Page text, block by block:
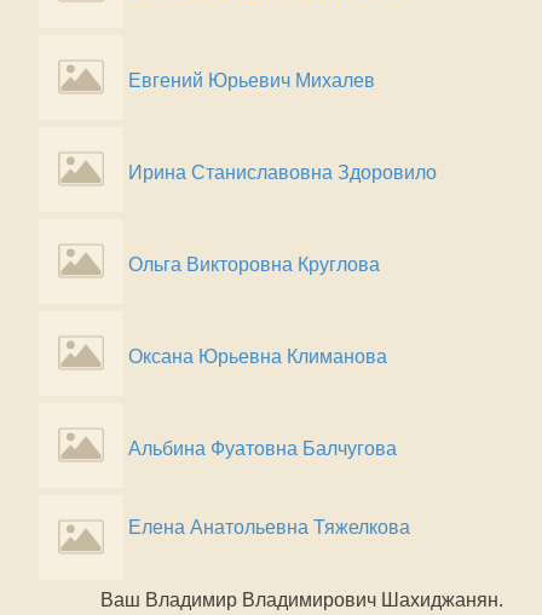
Евгений Юрьевич Михалев
Ирина Станиславовна Здоровило
Ольга Викторовна Круглова
Оксана Юрьевна Климанова
Альбина Фуатовна Балчугова
Елена Анатольевна Тяжелкова
Ваш Владимир Владимирович Шахиджанян.